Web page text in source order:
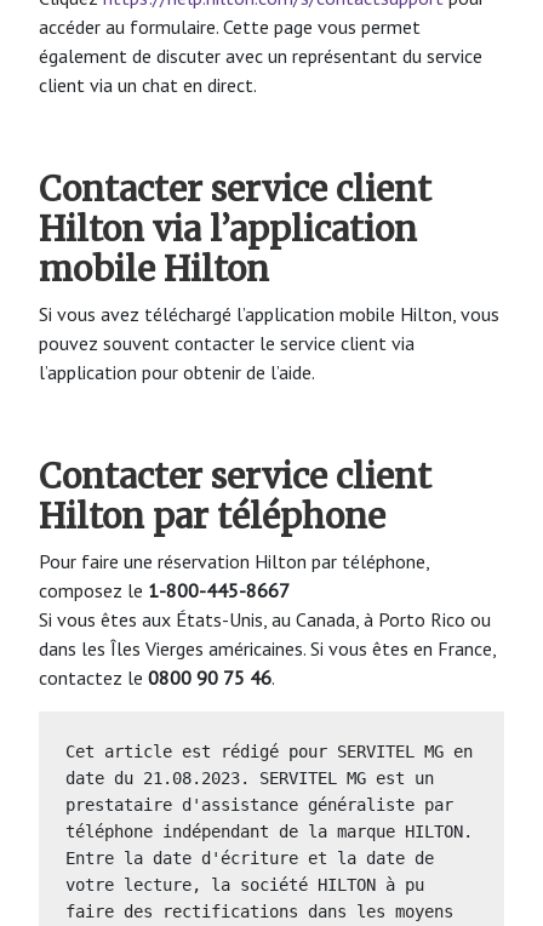
accéder au formulaire. Cette page vous permet
également de discuter avec un représentant du service
client via un chat en direct.
Contacter service client
Hilton via l’application
mobile Hilton
Si vous avez téléchargé l’application mobile Hilton, vous
pouvez souvent contacter le service client via
l’application pour obtenir de l’aide.
Contacter service client
Hilton par téléphone
Pour faire une réservation Hilton par téléphone,
composez le 1-800-445-8667
Si vous êtes aux États-Unis, au Canada, à Porto Rico ou
dans les Îles Vierges américaines. Si vous êtes en France,
contactez le 0800 90 75 46.
Cet article est rédigé pour SERVITEL MG en
date du 21.08.2023. SERVITEL MG est un
prestataire d'assistance généraliste par
téléphone indépendant de la marque HILTON.
Entre la date d'écriture et la date de
votre lecture, la société HILTON à pu
faire des rectifications dans les moyens